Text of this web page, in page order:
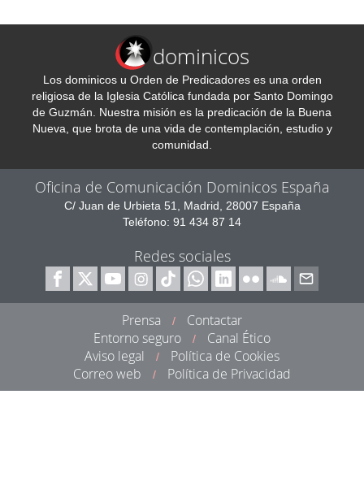
dominicos
Los dominicos u Orden de Predicadores es una orden
religiosa de la Iglesia Católica fundada por Santo Domingo
de Guzmán. Nuestra misión es la predicación de la Buena
Nueva, que brota de una vida de contemplación, estudio y
comunidad.
Oficina de Comunicación Dominicos España
C/ Juan de Urbieta 51, Madrid, 28007 España
Teléfono: 91 434 87 14
Redes sociales
Prensa /
Contactar
Entorno seguro
/
Canal Ético
Aviso legal
/
Política de Cookies
Correo web
/ Política de Privacidad